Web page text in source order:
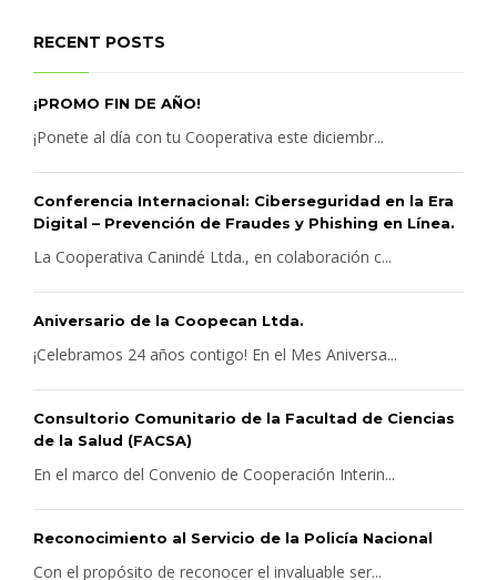
RECENT POSTS
¡PROMO FIN DE AÑO!
¡Ponete al día con tu Cooperativa este diciembr...
Conferencia Internacional: Ciberseguridad en la Era
Digital – Prevención de Fraudes y Phishing en Línea.
La Cooperativa Canindé Ltda., en colaboración c...
Aniversario de la Coopecan Ltda.
¡Celebramos 24 años contigo! En el Mes Aniversa...
Consultorio Comunitario de la Facultad de Ciencias
de la Salud (FACSA)
En el marco del Convenio de Cooperación Interin...
Reconocimiento al Servicio de la Policía Nacional
Con el propósito de reconocer el invaluable ser...